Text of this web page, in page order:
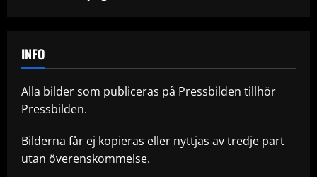
INFO
Alla bilder som publiceras på Pressbilden tillhör
Pressbilden.
Bilderna får ej kopieras eller nyttjas av tredje part
utan överenskommelse.